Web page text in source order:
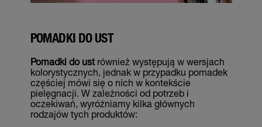
POMADKI DO UST
Pomadki do ustrównież występują w wersjach
kolorystycznych, jednak w przypadku pomadek
częściej mówi się o nich w kontekście
pielęgnacji. W zależności od potrzeb i
oczekiwań, wyróżniamy kilka głównych
rodzajów tych produktów: